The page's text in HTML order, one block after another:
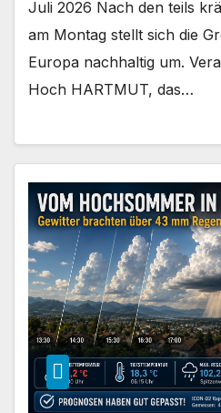
Juli 2026 Nach den teils
am Montag stellt sich die
Europa nachhaltig um.
Hoch HARTMUT, das…